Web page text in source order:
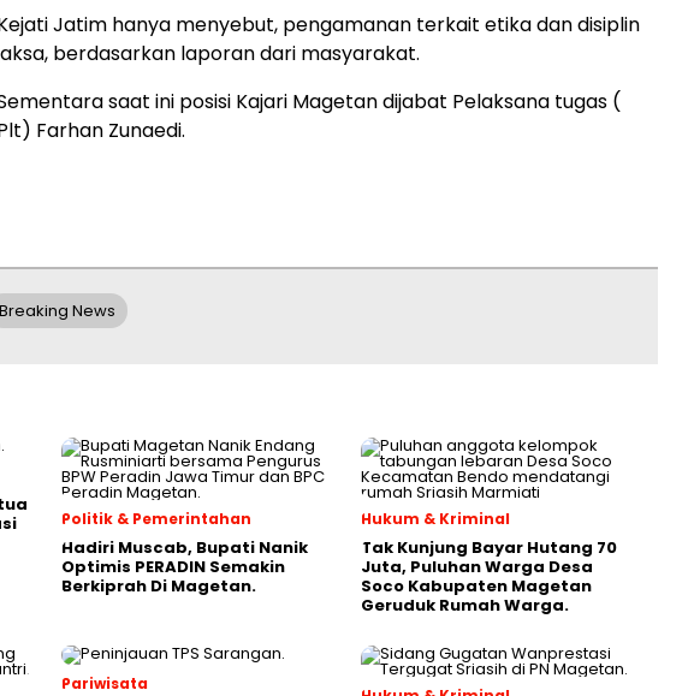
Jatim hanya menyebut, pengamanan terkait etika dan disiplin
berdasarkan laporan dari masyarakat.
saat ini posisi Kajari Magetan dijabat Pelaksana tugas (
Farhan Zunaedi.
Breaking News
Politik & Pemerintahan
Hadiri Muscab, Bupati Nanik
Optimis PERADIN Semakin
Berkiprah Di Magetan.
Hukum & Kriminal
Tak Kunjung Bayar Hutang 70
Juta, Puluhan Warga Desa
Soco Kabupaten Magetan
Geruduk Rumah Warga.
Pariwisata